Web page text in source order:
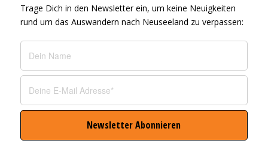
Trage Dich in den Newsletter ein, um keine Neuigkeiten
rund um das Auswandern nach Neuseeland zu verpassen: